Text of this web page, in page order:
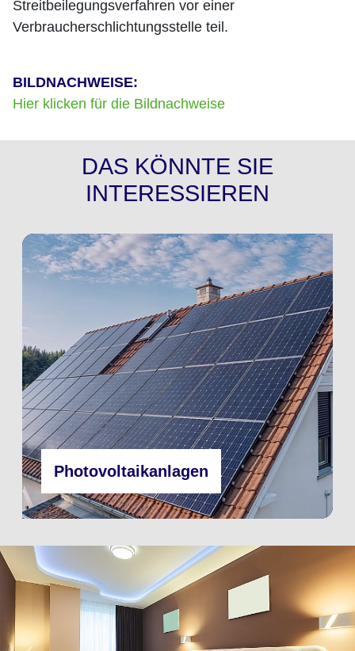
Streitbeilegungsverfahren vor einer
Verbraucherschlichtungsstelle teil.
BILDNACHWEISE:
Hier klicken für die Bildnachweise
DAS KÖNNTE SIE
INTERESSIEREN
Photovoltaikanlagen